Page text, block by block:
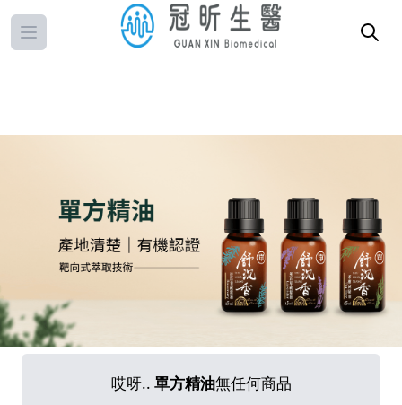
Open main menu
哎呀.. 單方精油無任何商品